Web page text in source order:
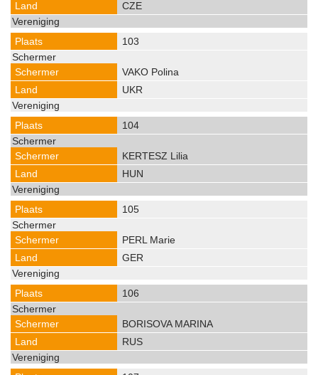
CZE
103
VAKO Polina
UKR
104
KERTESZ Lilia
HUN
105
PERL Marie
GER
106
BORISOVA MARINA
RUS